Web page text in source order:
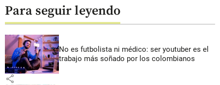
Para seguir leyendo
No es futbolista ni médico: ser youtuber es el
trabajo más soñado por los colombianos
share